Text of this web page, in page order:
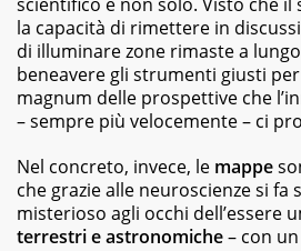
la capacità di rimettere in
di illuminare zone rimaste a
beneavere gli strumenti giusti
magnum delle prospettive che
– sempre più velocemente – ci
Nel concreto, invece, le mappe
che grazie alle neuroscienze si fa
misterioso agli occhi dell’essere
terrestri e astronomiche– con